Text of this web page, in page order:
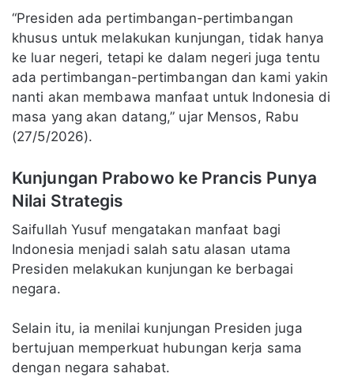
“Presiden ada pertimbangan-pertimbangan
khusus untuk melakukan kunjungan, tidak hanya
ke luar negeri, tetapi ke dalam negeri juga tentu
ada pertimbangan-pertimbangan dan kami yakin
nanti akan membawa manfaat untuk Indonesia di
masa yang akan datang,” ujar Mensos, Rabu
(27/5/2026).
Kunjungan Prabowo ke Prancis Punya
Nilai Strategis
Saifullah Yusuf mengatakan manfaat bagi
Indonesia menjadi salah satu alasan utama
Presiden melakukan kunjungan ke berbagai
negara.
Selain itu, ia menilai kunjungan Presiden juga
bertujuan memperkuat hubungan kerja sama
dengan negara sahabat.